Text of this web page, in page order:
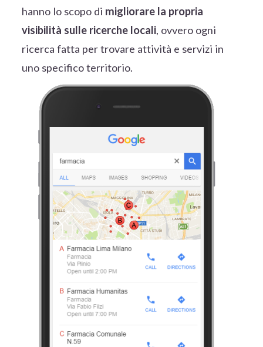
hanno lo scopo di migliorare la propria
visibilità sulle ricerche locali, ovvero ogni
ricerca fatta per trovare attività e servizi in
uno specifico territorio.